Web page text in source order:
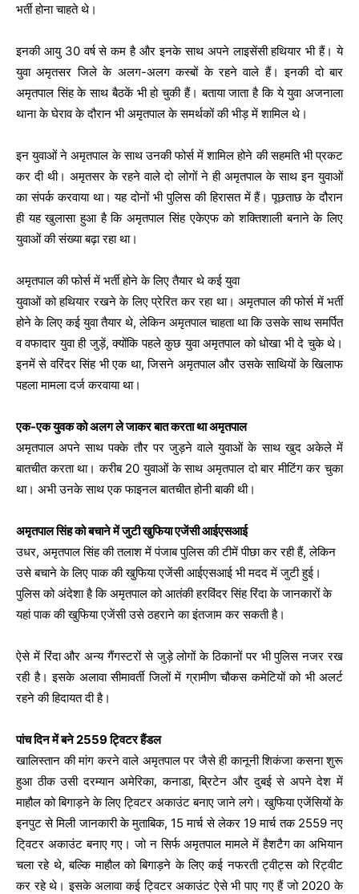
भर्ती होना चाहते थे।
इनकी आयु 30 वर्ष से कम है और इनके साथ अपने लाइसेंसी हथियार भी हैं। ये
युवा अमृतसर जिले के अलग-अलग कस्बों के रहने वाले हैं। इनकी दो बार
अमृतपाल सिंह के साथ बैठकें भी हो चुकी हैं। बताया जाता है कि ये युवा अजनाला
थाना के घेराव के दौरान भी अमृतपाल के समर्थकों की भीड़ में शामिल थे।
इन युवाओं ने अमृतपाल के साथ उनकी फोर्स में शामिल होने की सहमति भी प्रकट
कर दी थी। अमृतसर के रहने वाले दो लोगों ने ही अमृतपाल के साथ इन युवाओं
का संपर्क करवाया था। यह दोनों भी पुलिस की हिरासत में हैं। पूछताछ के दौरान
ही यह खुलासा हुआ है कि अमृतपाल सिंह एकेएफ को शक्तिशाली बनाने के लिए
युवाओं की संख्या बढ़ा रहा था।
अमृतपाल की फोर्स में भर्ती होने के लिए तैयार थे कई युवा
युवाओं को हथियार रखने के लिए प्रेरित कर रहा था। अमृतपाल की फोर्स में भर्ती
होने के लिए कई युवा तैयार थे, लेकिन अमृतपाल चाहता था कि उसके साथ समर्पित
व वफादार युवा ही जुड़ें, क्योंकि पहले कुछ युवा अमृतपाल को धोखा भी दे चुके थे।
इनमें से वरिंदर सिंह भी एक था, जिसने अमृतपाल और उसके साथियों के खिलाफ
पहला मामला दर्ज करवाया था।
एक-एक युवक को अलग ले जाकर बात करता था अमृतपाल
अमृतपाल अपने साथ पक्के तौर पर जुड़ने वाले युवाओं के साथ खुद अकेले में
बातचीत करता था। करीब 20 युवाओं के साथ अमृतपाल दो बार मीटिंग कर चुका
था। अभी उनके साथ एक फाइनल बातचीत होनी बाकी थी।
अमृतपाल सिंह को बचाने में जुटी खुफिया एजेंसी आईएसआई
उधर, अमृतपाल सिंह की तलाश में पंजाब पुलिस की टीमें पीछा कर रही हैं, लेकिन
उसे बचाने के लिए पाक की खुफिया एजेंसी आईएसआई भी मदद में जुटी हुई।
पुलिस को अंदेशा है कि अमृतपाल को आतंकी हरविंदर सिंह रिंदा के जानकारों के
यहां पाक की खुफिया एजेंसी उसे ठहराने का इंतजाम कर सकती है।
ऐसे में रिंदा और अन्य गैंगस्टरों से जुड़े लोगों के ठिकानों पर भी पुलिस नजर रख
रही है। इसके अलावा सीमावर्ती जिलों में ग्रामीण चौकस कमेटियों को भी अलर्ट
रहने की हिदायत दी है।
पांच दिन में बने 2559 ट्विटर हैंडल
खालिस्तान की मांग करने वाले अमृतपाल पर जैसे ही कानूनी शिकंजा कसना शुरू
हुआ ठीक उसी दरम्यान अमेरिका, कनाडा, ब्रिटेन और दुबई से अपने देश में
माहौल को बिगाड़ने के लिए ट्विटर अकाउंट बनाए जाने लगे। खुफिया एजेंसियों के
इनपुट से मिली जानकारी के मुताबिक, 15 मार्च से लेकर 19 मार्च तक 2559 नए
टि्वटर अकाउंट बनाए गए। जो न सिर्फ अमृतपाल मामले में हैशटैग का अभियान
चला रहे थे, बल्कि माहौल को बिगाड़ने के लिए कई नफरती ट्वीट्स को रिट्वीट
कर रहे थे। इसके अलावा कई ट्विटर अकाउंट ऐसे भी पाए गए हैं जो 2020 के